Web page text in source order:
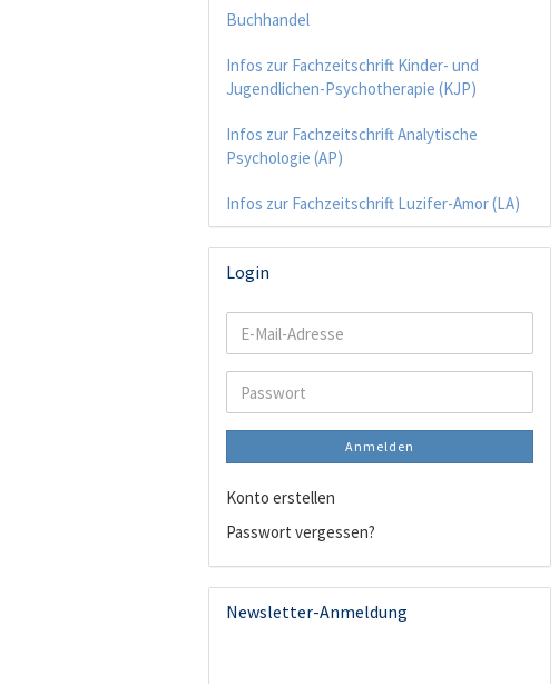
Buchhandel
Infos zur Fachzeitschrift Kinder- und
Jugendlichen-Psychotherapie (KJP)
Infos zur Fachzeitschrift Analytische
Psychologie (AP)
Infos zur Fachzeitschrift Luzifer-Amor (LA)
Login
E-
Mail-
Passwort
Anmelden
Konto erstellen
Passwort vergessen?
Newsletter-Anmeldung